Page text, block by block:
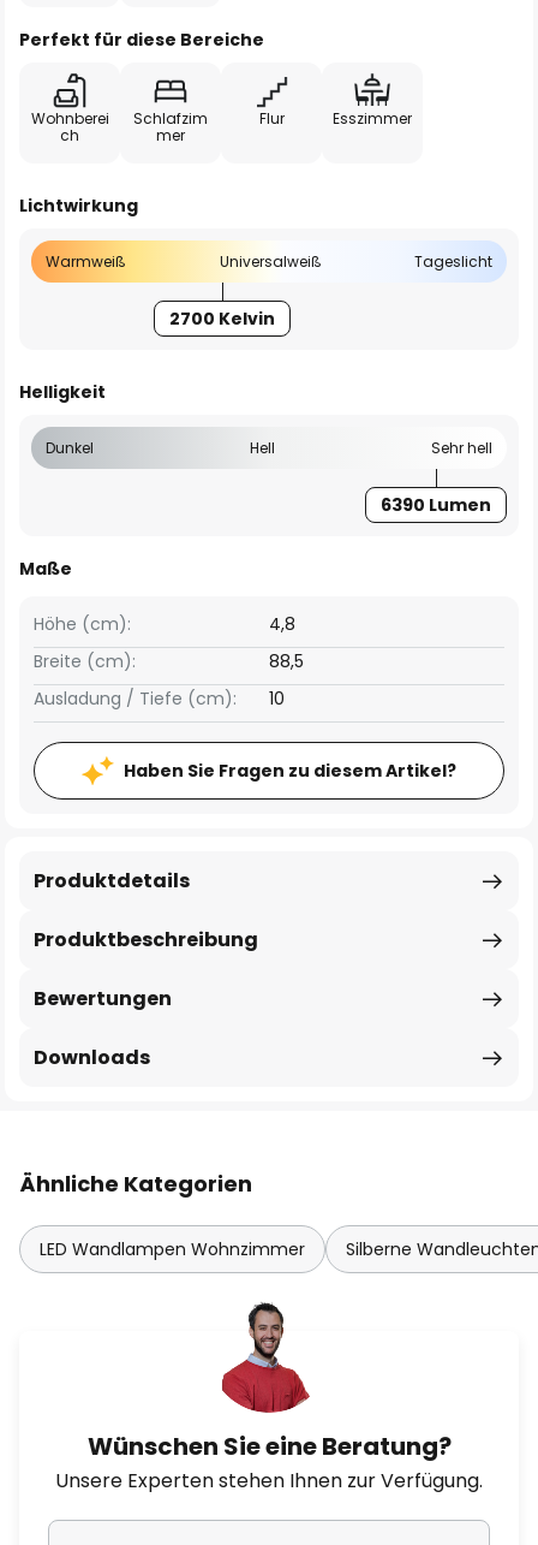
Perfekt für diese Bereiche
Wohnberei
ch
Schlafzim
mer
Flur Esszimmer
Lichtwirkung
Warmweiß Universalweiß Tageslicht
2700 Kelvin
Helligkeit
Dunkel Hell Sehr hell
6390 Lumen
Maße
Breite (cm): 88,5
Höhe (cm): 4,8
Ausladung / Tiefe (cm): 10
Haben Sie Fragen zu diesem Artikel?
Produktbeschreibung
Produktdetails
Bewertungen
Downloads
Ähnliche Kategorien
LED Wandlampen Wohnzimmer Silberne
Wünschen Sie eine Beratung?
Unsere Experten stehen Ihnen zur Verfügung.